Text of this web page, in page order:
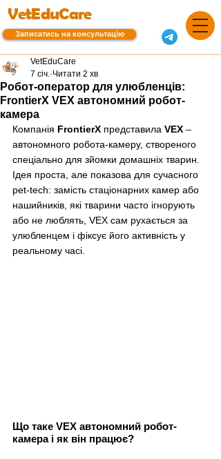
VetEduCare
Записатись на консультацію
Робот-оператор для улюбленців:
FrontierX VEX автономний робот-
камера
VetEduCare
7 січ. Читати 2 хв
Компанія FrontierX представила VEX –
автономного робота-камеру, створеного
спеціально для зйомки домашніх тварин.
Ідея проста, але показова для сучасного
pet-tech: замість стаціонарних камер або
нашийників, які тварини часто ігнорують
або не люблять, VEX сам рухається за
улюбленцем і фіксує його активність у
реальному часі.
Що таке VEX автономний робот-
камера і як він працює?